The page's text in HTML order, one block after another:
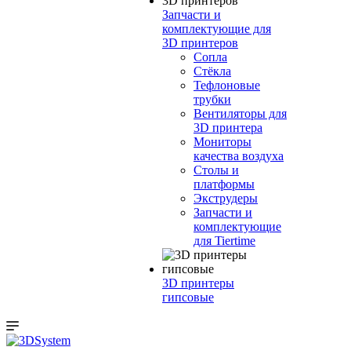
Запчасти и
комплектующие для
3D принтеров
Сопла
Cтёкла
Тефлоновые
трубки
Вентиляторы для
3D принтера
Мониторы
качества воздуха
Столы и
платформы
Экструдеры
Запчасти и
комплектующие
для Tiertime
3D принтеры
гипсовые